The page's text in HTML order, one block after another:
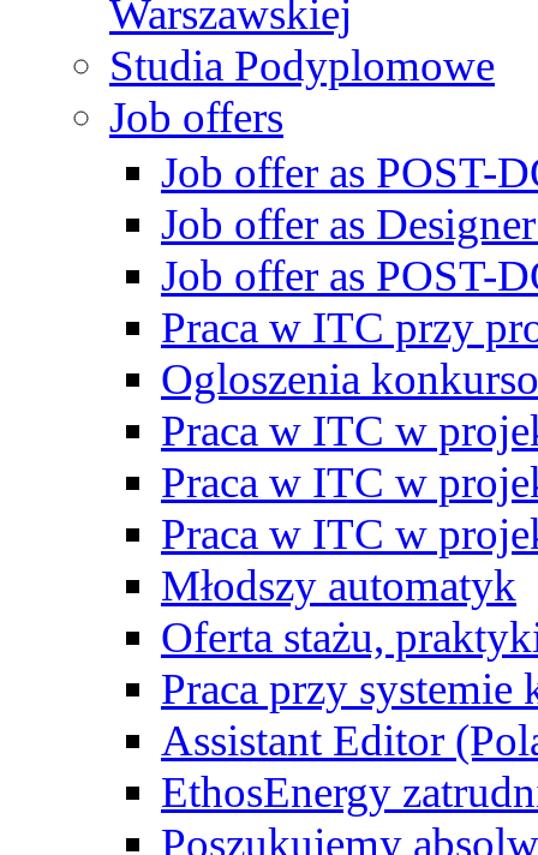
Warszawskiej
Studia Podyplomowe
Job offers
Job offer as POST-
Job offer as
Job offer as POST-
Praca w ITC przy
Ogloszenia
Praca w ITC w
Praca w ITC w
Praca w ITC w
Młodszy automatyk
Oferta stażu,
Praca przy
Assistant Editor
EthosEnergy
Poszukujemy